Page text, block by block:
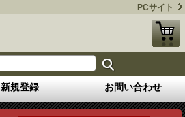
PCサイト
新規登録 お問い合わせ